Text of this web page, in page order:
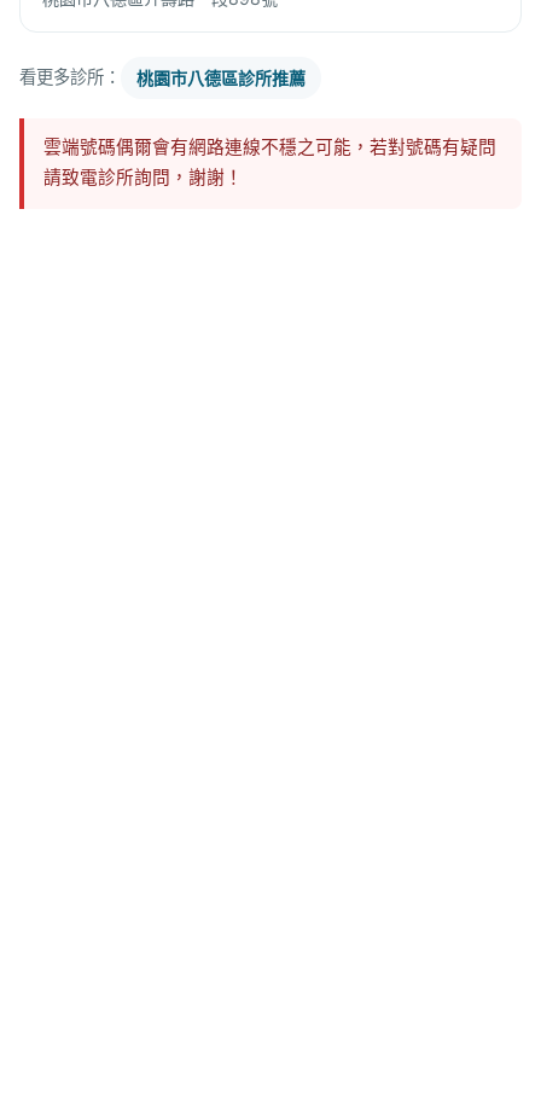
看更多診所： 桃園市八德區診所推薦
雲端號碼偶爾會有網路連線不穩之可能，若對號碼有疑問
請致電診所詢問，謝謝！